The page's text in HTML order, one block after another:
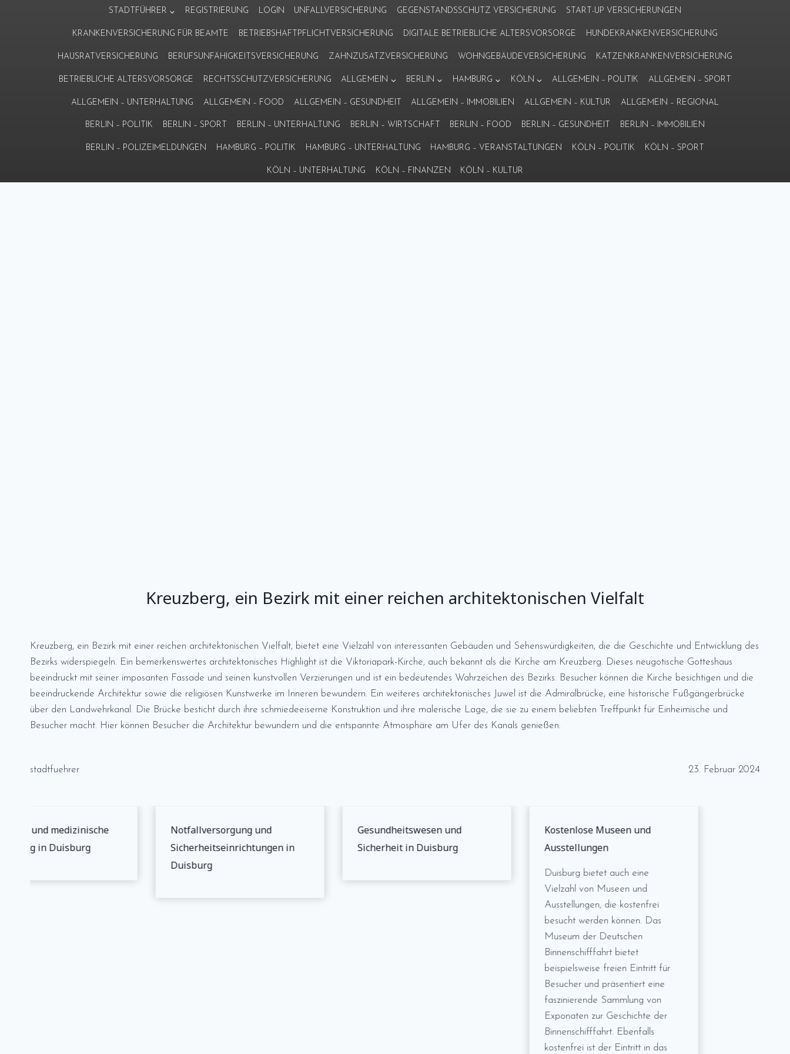
STADTFÜHRER REGISTRIERUNG LOGIN UNFALLVERSICHERUNG GEGENSTANDSSCHUTZ VERSICHERUNG START-UP VERSICHERUNGEN
KRANKENVERSICHERUNG FÜR BEAMTE BETRIEBSHAFTPFLICHTVERSICHERUNG DIGITALE BETRIEBLICHE ALTERSVORSORGE HUNDEKRANKENVERSICHERUNG
HAUSRATVERSICHERUNG BERUFSUNFÄHIGKEITSVERSICHERUNG ZAHNZUSATZVERSICHERUNG WOHNGEBÄUDEVERSICHERUNG KATZENKRANKENVERSICHERUNG
BETRIEBLICHE ALTERSVORSORGE RECHTSSCHUTZVERSICHERUNG ALLGEMEIN BERLIN HAMBURG KÖLN ALLGEMEIN – POLITIK ALLGEMEIN – SPORT
ALLGEMEIN – UNTERHALTUNG ALLGEMEIN – FOOD ALLGEMEIN – GESUNDHEIT ALLGEMEIN – IMMOBILIEN ALLGEMEIN – KULTUR ALLGEMEIN – REGIONAL
BERLIN – POLITIK BERLIN – SPORT BERLIN – UNTERHALTUNG BERLIN – WIRTSCHAFT BERLIN – FOOD BERLIN – GESUNDHEIT BERLIN – IMMOBILIEN
BERLIN – POLIZEIMELDUNGEN HAMBURG – POLITIK HAMBURG – UNTERHALTUNG HAMBURG – VERANSTALTUNGEN KÖLN – POLITIK KÖLN – SPORT
KÖLN – UNTERHALTUNG KÖLN – FINANZEN KÖLN – KULTUR
Kreuzberg, ein Bezirk mit einer reichen architektonischen Vielfalt
Kreuzberg, ein Bezirk mit einer reichen architektonischen Vielfalt, bietet eine Vielzahl von interessanten Gebäuden und Sehenswürdigkeiten, die die Geschichte und Entwicklung des
Bezirks widerspiegeln. Ein bemerkenswertes architektonisches Highlight ist die Viktoriapark-Kirche, auch bekannt als die Kirche am Kreuzberg. Dieses neugotische Gotteshaus
beeindruckt mit seiner imposanten Fassade und seinen kunstvollen Verzierungen und ist ein bedeutendes Wahrzeichen des Bezirks. Besucher können die Kirche besichtigen und die
beeindruckende Architektur sowie die religiösen Kunstwerke im Inneren bewundern. Ein weiteres architektonisches Juwel ist die Admiralbrücke, eine historische Fußgängerbrücke
über den Landwehrkanal. Die Brücke besticht durch ihre schmiedeeiserne Konstruktion und ihre malerische Lage, die sie zu einem beliebten Treffpunkt für Einheimische und
Besucher macht. Hier können Besucher die Architektur bewundern und die entspannte Atmosphäre am Ufer des Kanals genießen.
stadtfuehrer 23. Februar 2024
und medizinische
in Duisburg
Notfallversorgung und
Sicherheitseinrichtungen in
Duisburg
Gesundheitswesen und
Sicherheit in Duisburg
Kostenlose Museen und
Ausstellungen
Duisburg bietet auch eine
Vielzahl von Museen und
Ausstellungen, die kostenfrei
besucht werden können. Das
Museum der Deutschen
Binnenschifffahrt bietet
beispielsweise freien Eintritt für
Besucher und präsentiert eine
faszinierende Sammlung von
Exponaten zur Geschichte der
Binnenschifffahrt. Ebenfalls
kostenfrei ist der Eintritt in das